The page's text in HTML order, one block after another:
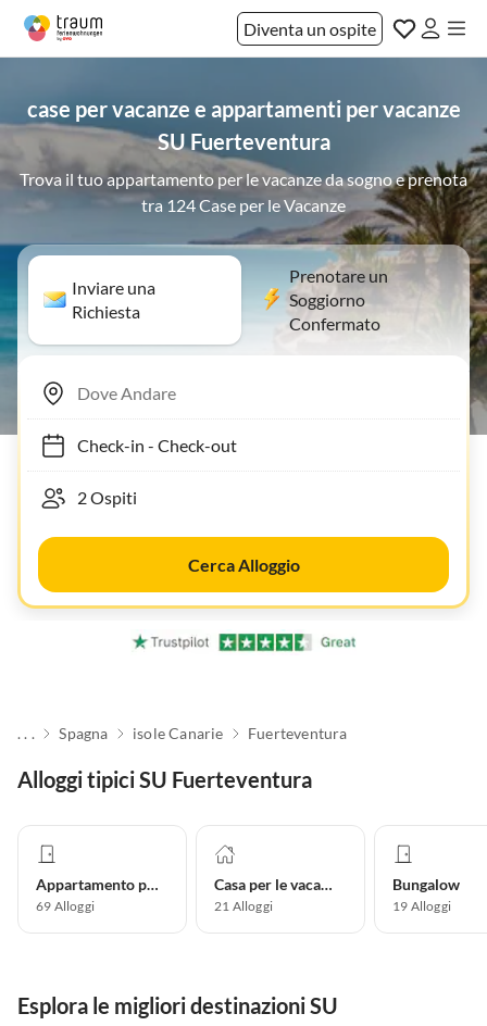
Diventa un ospite
case per vacanze e appartamenti per vacanze
SU Fuerteventura
Trova il tuo appartamento per le vacanze da sogno e prenota
tra 124 Case per le Vacanze
Inviare una
Richiesta
Prenotare un
Soggiorno
Confermato
Check-in- Check-out
Cerca Alloggio
. . . Spagna isole Canarie Fuerteventura
Alloggi tipici SU Fuerteventura
Appartamento per vacanze
69 Alloggi
Casa per le vacanze
21 Alloggi
Bungalow
19 Alloggi
Esplora le migliori destinazioni SU